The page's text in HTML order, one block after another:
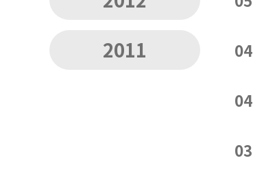
2011
04
04
03